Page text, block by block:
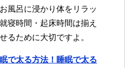
風呂に浸かり体をリラッ
寝時間・起床時間は揃え
るために大切ですよ 。
で太る方法！睡眠で太る